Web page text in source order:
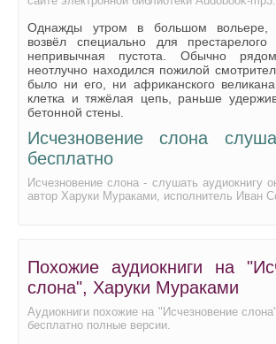
Однажды утром в большом вольере,
возвёл специально для
непривычная пустота. Обычно
неотлучно находился пожилой
было ни его, ни африканского
клетка и тяжёлая цепь, раньше
бетонной стены.
Исчезновение слона
бесплатно
Исчезновение слона - слушать аудиокнигу
автор Харуки Мураками, исполнитель Иван
Похожие аудиокниги на
слона", Харуки Мураками
Аудиокниги похожие на "Исчезновение
бесплатно полные версии.